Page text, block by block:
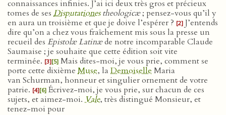
connaissances infinies. J’ai ici deux très gros et précieux
tomes de ses Disputationestheologicæ; pensez-vous qu’il y
en aura un troisième et que je doive l’espérer ? [2] J’entends
dire qu’on a chez vous fraîchement mis sous la presse un
recueil des Epistolæ Latinæde notre incomparable Claude
Saumaise ; je souhaite que cette édition soit vite
terminée. [3][5] Mais dites-moi, je vous prie, comment se
porte cette dixième Muse, la Demoiselle Maria
van Schurman, honneur et singulier ornement de votre
patrie. [4][6] Écrivez-moi, je vous prie, sur chacun de ces
sujets, et aimez-moi. Vale, très distingué Monsieur, et
tenez-moi pour